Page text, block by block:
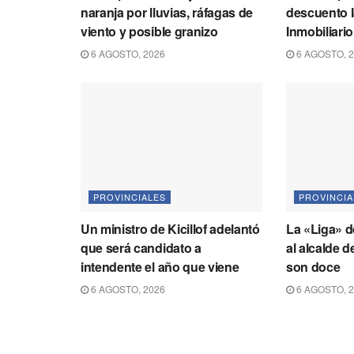
naranja por lluvias, ráfagas de
viento y posible granizo
6 AGOSTO, 2026
descuento
6 AGOSTO,
PROVINCIALES
Un ministro de Kicillof adelantó
que será candidato a
intendente el año que viene
6 AGOSTO, 2026
La «Liga»
al alcalde
son doce
6 AGOSTO,